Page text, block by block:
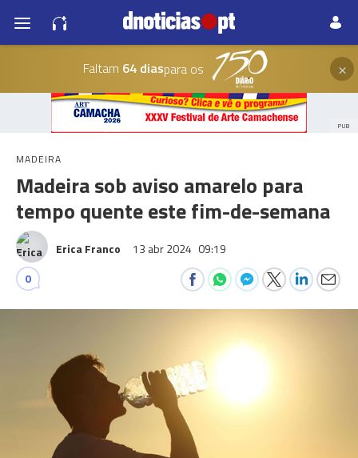
Faltam 64 diaspara os ×
PUB
MADEIRA
Madeira sob aviso amarelo para
tempo quente este fim-de-semana
Erica Franco 13 abr 2024 09:19
0